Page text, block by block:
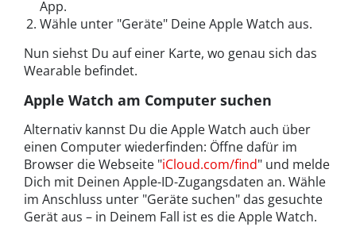
App.
Wähle unter "Geräte" Deine Apple Watch aus.
Nun siehst Du auf einer Karte, wo genau sich das
Wearable befindet.
Apple Watch am Computer suchen
Alternativ kannst Du die Apple Watch auch über
einen Computer wiederfinden: Öffne dafür im
Browser die Webseite "iCloud.com/find" und melde
Dich mit Deinen Apple-ID-Zugangsdaten an. Wähle
im Anschluss unter "Geräte suchen" das gesuchte
Gerät aus – in Deinem Fall ist es die Apple Watch.